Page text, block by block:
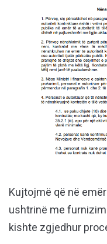
Kujtojmë që në
ushtrinë me
kishte zgjedhur